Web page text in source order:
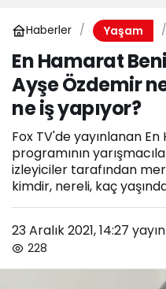
Haberler Yaşam
En Hamarat
Ayşe Özdemir
ne iş yapıyor?
Fox TV'de yayınlanan
programının
izleyiciler tarafından
kimdir, nereli, kaç
23 Aralık 2021, 14:27
228